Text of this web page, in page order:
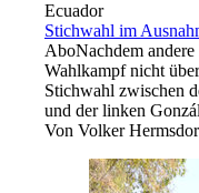
Ecuador
Stichwahl im
AboNachdem
Wahlkampf nicht
Stichwahl zwischen
und der linken
Von Volker